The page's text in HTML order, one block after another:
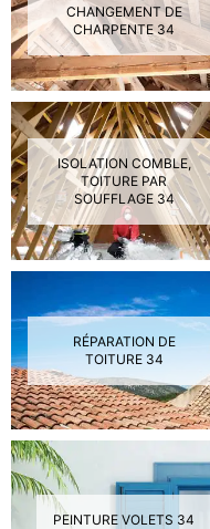
CHANGEMENT DE
CHARPENTE 34
ISOLATION COMBLE,
TOITURE PAR
SOUFFLAGE 34
RÉPARATION DE
TOITURE 34
PEINTURE VOLETS 34